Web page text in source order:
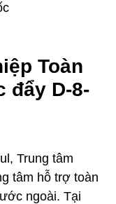
Toàn
đẩy D-8-
Trung tâm
tâm hỗ trợ toàn
ngoài. Tại